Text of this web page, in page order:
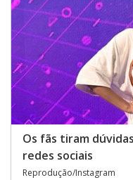
Os fãs tiram
redes sociais
Reprodução/Instagram